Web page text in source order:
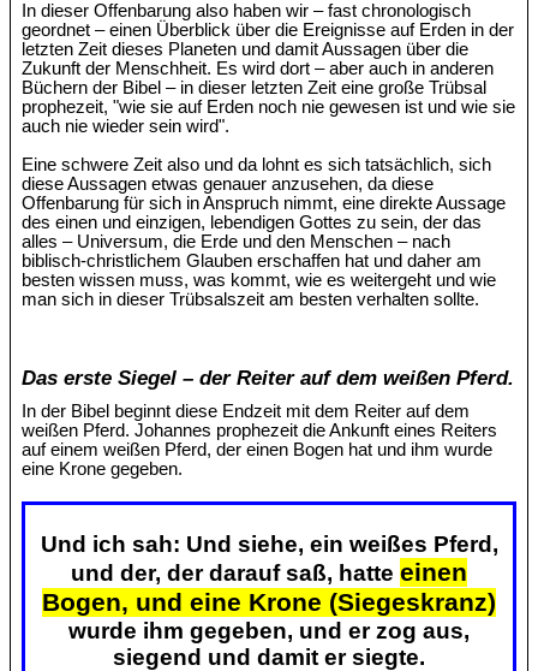
In dieser Offenbarung also haben wir – fast chronologisch
geordnet – einen Überblick über die Ereignisse auf Erden in der
letzten Zeit dieses Planeten und damit Aussagen über die
Zukunft der Menschheit. Es wird dort – aber auch in anderen
Büchern der Bibel – in dieser letzten Zeit eine große Trübsal
prophezeit, "wie sie auf Erden noch nie gewesen ist und wie sie
auch nie wieder sein wird".
Eine schwere Zeit also und da lohnt es sich tatsächlich, sich
diese Aussagen etwas genauer anzusehen, da diese
Offenbarung für sich in Anspruch nimmt, eine direkte Aussage
des einen und einzigen, lebendigen Gottes zu sein, der das
alles – Universum, die Erde und den Menschen – nach
biblisch-christlichem Glauben erschaffen hat und daher am
besten wissen muss, was kommt, wie es weitergeht und wie
man sich in dieser Trübsalszeit am besten verhalten sollte.
Das erste Siegel – der Reiter auf dem weißen Pferd.
In der Bibel beginnt diese Endzeit mit dem Reiter auf dem
weißen Pferd. Johannes prophezeit die Ankunft eines Reiters
auf einem weißen Pferd, der einen Bogen hat und ihm wurde
eine Krone gegeben.
Und ich sah: Und siehe, ein weißes Pferd,
und der, der darauf saß, hatte einen
Bogen, und eine Krone (Siegeskranz)
wurde ihm gegeben, und er zog aus,
siegend und damit er siegte.